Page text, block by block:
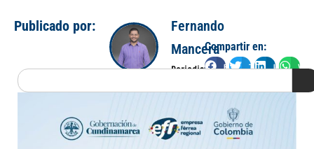
Publicado por:
Fernando
Mancera
Periodista
Compartir en:
FacebookTwitterLinkedIn
Search